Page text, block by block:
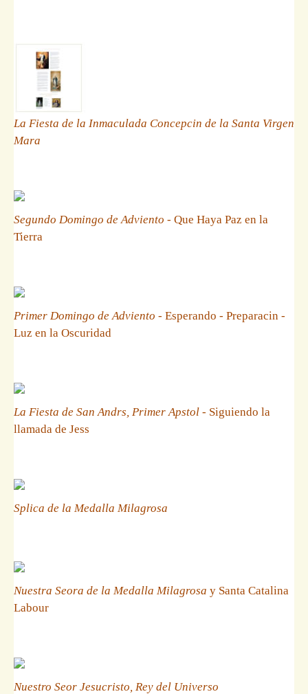
La Fiesta de la Inmaculada Concepcin de la Santa Virgen
Mara
Segundo Domingo de Adviento - Que Haya Paz en la
Tierra
Primer Domingo de Adviento - Esperando - Preparacin -
Luz en la Oscuridad
La Fiesta de San Andrs, Primer Apstol - Siguiendo la
llamada de Jess
Splica de la Medalla Milagrosa
Nuestra Seora de la Medalla Milagrosa y Santa Catalina
Labour
Nuestro Seor Jesucristo, Rey del Universo